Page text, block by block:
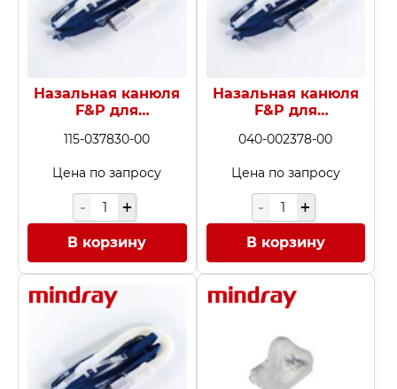
Назальная канюля
F&P для
терапии (OPT844,
115-037830-00
Цена по запросу
В корзину
Назальная канюля
F&P для
терапии (OPT846,
040-002378-00
Цена по запросу
В корзину